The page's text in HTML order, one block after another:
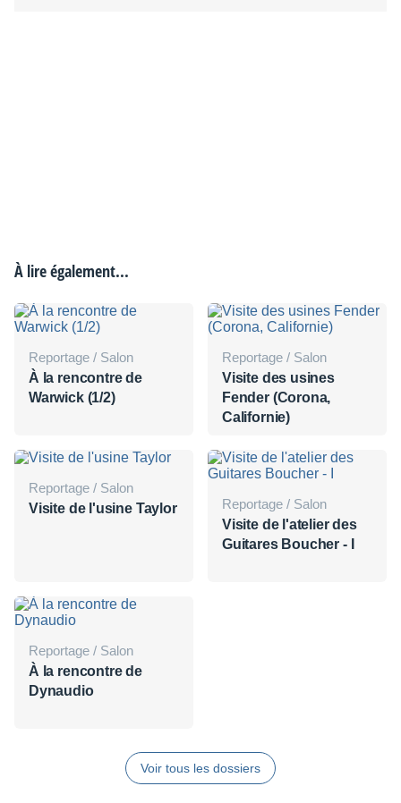
À lire également...
Reportage / Salon
À la rencontre de
Warwick (1/2)
Reportage / Salon
Visite des usines
Fender (Corona,
Californie)
Reportage / Salon
Visite de l'usine Taylor
Reportage / Salon
Visite de l'atelier des
Guitares Boucher - I
Reportage / Salon
À la rencontre de
Dynaudio
Voir tous les dossiers